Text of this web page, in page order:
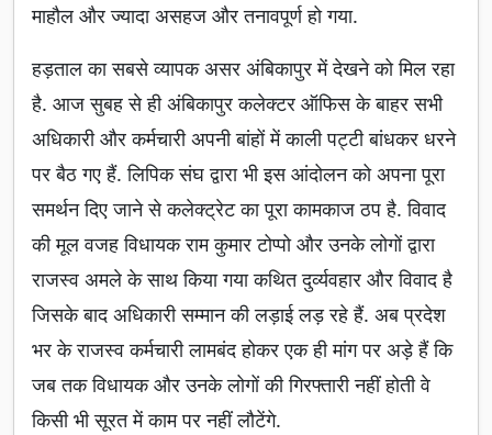
माहौल और ज्यादा असहज और तनावपूर्ण हो गया.
हड़ताल का सबसे व्यापक असर अंबिकापुर में देखने को मिल रहा
है. आज सुबह से ही अंबिकापुर कलेक्टर ऑफिस के बाहर सभी
अधिकारी और कर्मचारी अपनी बांहों में काली पट्टी बांधकर धरने
पर बैठ गए हैं. लिपिक संघ द्वारा भी इस आंदोलन को अपना पूरा
समर्थन दिए जाने से कलेक्ट्रेट का पूरा कामकाज ठप है. विवाद
की मूल वजह विधायक राम कुमार टोप्पो और उनके लोगों द्वारा
राजस्व अमले के साथ किया गया कथित दुर्व्यवहार और विवाद है
जिसके बाद अधिकारी सम्मान की लड़ाई लड़ रहे हैं. अब प्रदेश
भर के राजस्व कर्मचारी लामबंद होकर एक ही मांग पर अड़े हैं कि
जब तक विधायक और उनके लोगों की गिरफ्तारी नहीं होती वे
किसी भी सूरत में काम पर नहीं लौटेंगे.